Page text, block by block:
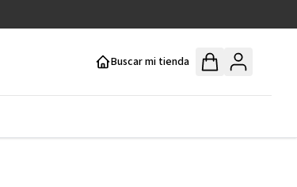
Buscar mi tienda